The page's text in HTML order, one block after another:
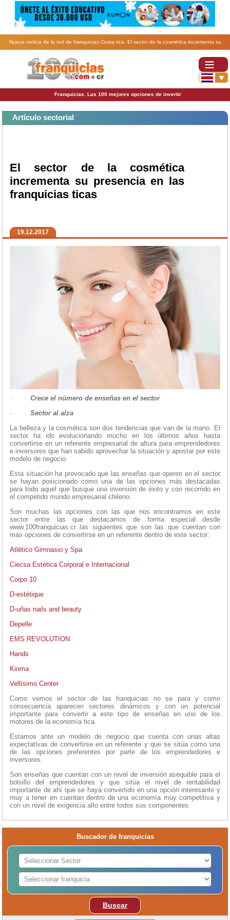
Nueva noticia de la red de franquicias Costa rica. El sector de la cosmética incrementa su
Franquicias. Las 100 mejores opciones de invertir
Artículo sectorial
El sector de la cosmética
incrementa su presencia en las
franquicias ticas
19.12.2017
· Crece el número de enseñas en el sector
· Sector al alza
La belleza y la cosmética son dos tendencias que van de la mano. El
sector ha ido evolucionando mucho en los últimos años hasta
convertirse en un referente empresarial de altura para emprendedores
e inversores que han sabido aprovechar la situación y apostar por este
modelo de negocio.
Esta situación ha provocado que las enseñas que operen en el sector
se hayan posicionado como una de las opciones más destacadas
para todo aquel que busque una inversión de éxito y con recorrido en
el competido mundo empresarial chileno.
Son muchas las opciones con las que nos encontramos en este
sector entre las que destacamos de forma especial desde
www.100franquicias.cr las siguientes que son las que cuentan con
más opciones de convertirse en un referente dentro de este sector:
Atlético Gimnasio y Spa
Ciecsa Estética Corporal e Internacional
Corpo 10
D-estétique
D-uñas nails and beauty
Depelle
EMS REVOLUTION
Hands
Kioma
Vellísimo Center
Como vemos el sector de las franquicias no se para y como
consecuencia aparecen sectores dinámicos y con un potencial
importante para convertir a este tipo de enseñas en uno de los
motores de la economía tica.
Estamos ante un modelo de negocio que cuenta con unas altas
expectativas de convertirse en un referente y que se sitúa como una
de las opciones preferentes por parte de los emprendedores e
inversores.
Son enseñas que cuentan con un nivel de inversión asequible para el
bolsillo del emprendedores y que sitúa el nivel de rentabilidad
importante de ahí que se haya convertido en una opción interesante y
muy a tener en cuentan dentro de una economía muy competitiva y
con un nivel de exigencia alto entre todos sus componentes.
Buscador de franquicias
Buscar